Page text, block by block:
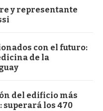
y representante
con el futuro:
de la
del edificio más
superará los 470